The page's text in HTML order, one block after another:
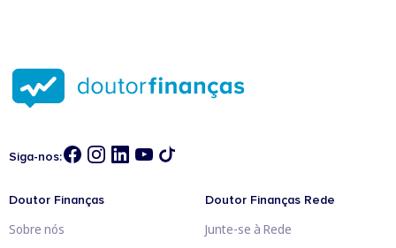
Siga-nos:
Doutor Finanças
Sobre nós
Doutor Finanças Rede
Junte-se à Rede